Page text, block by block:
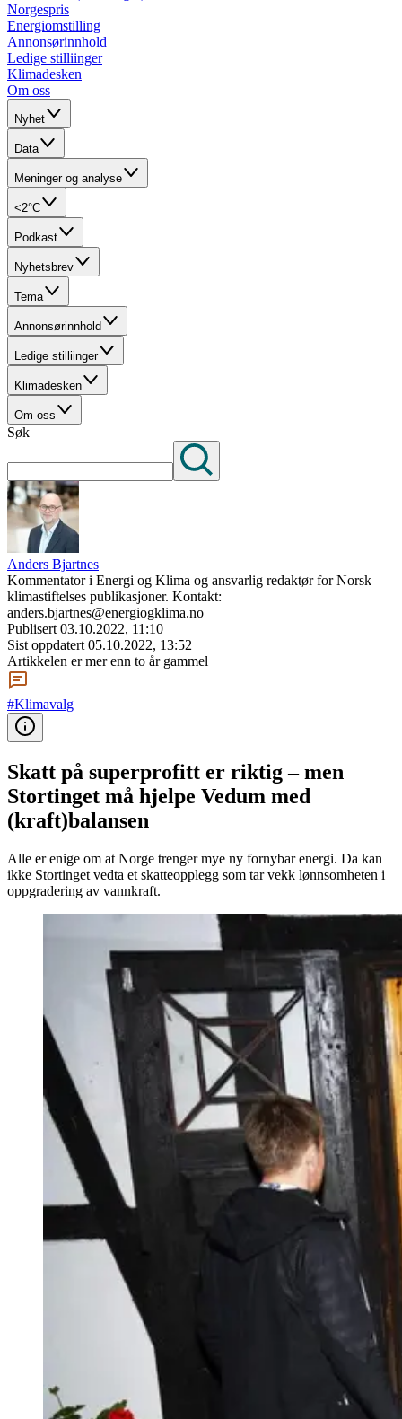
Norgespris
Energiomstilling
Annonsørinnhold
Ledige stilliinger
Klimadesken
Om oss
Nyhet
Data
Meninger og analyse
<2°C
Podkast
Nyhetsbrev
Tema
Annonsørinnhold
Ledige stilliinger
Klimadesken
Om oss
Søk
Anders Bjartnes
Kommentator i Energi og Klima og ansvarlig redaktør for Norsk
klimastiftelses publikasjoner. Kontakt:
anders.bjartnes@energiogklima.no
Publisert 03.10.2022, 11:10
Sist oppdatert 05.10.2022, 13:52
Artikkelen er mer enn to år gammel
#Klimavalg
Skatt på superprofitt er riktig – men
Stortinget må hjelpe Vedum med
(kraft)balansen
Alle er enige om at Norge trenger mye ny fornybar energi. Da kan
ikke Stortinget vedta et skatteopplegg som tar vekk lønnsomheten i
oppgradering av vannkraft.